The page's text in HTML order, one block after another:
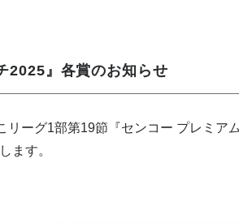
2025』各賞のお知らせ
ーグ1部第19節『センコー プレミア
ます。